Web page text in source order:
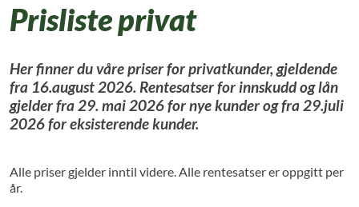
Prisliste privat
Her finner du våre priser for privatkunder, gjeldende
fra 16.august 2026. Rentesatser for innskudd og lån
gjelder fra 29. mai 2026 for nye kunder og fra 29.juli
2026 for eksisterende kunder.
Alle priser gjelder inntil videre. Alle rentesatser er oppgitt per
år.